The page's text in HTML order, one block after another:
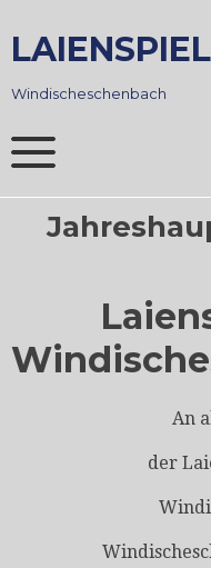
to
content
Windischeschenbach
An
der